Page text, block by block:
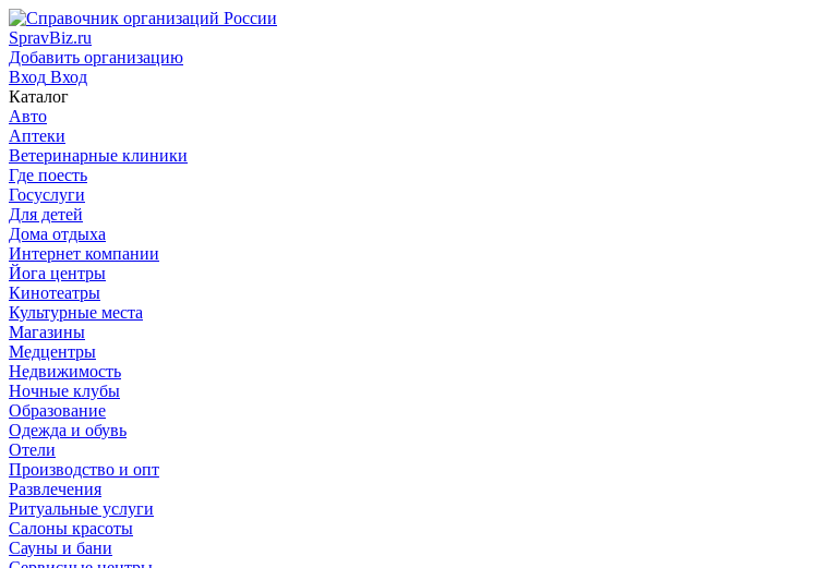
SpravBiz.ru
Добавить организацию
Вход Вход
Каталог
Авто
Аптеки
Ветеринарные клиники
Где поесть
Госуслуги
Для детей
Дома отдыха
Интернет компании
Йога центры
Кинотеатры
Культурные места
Магазины
Медцентры
Недвижимость
Ночные клубы
Образование
Одежда и обувь
Отели
Производство и опт
Развлечения
Ритуальные услуги
Салоны красоты
Сауны и бани